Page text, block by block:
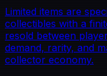
Limited items are
collectibles with a
resold between
demand, rarity, and
collector economy.